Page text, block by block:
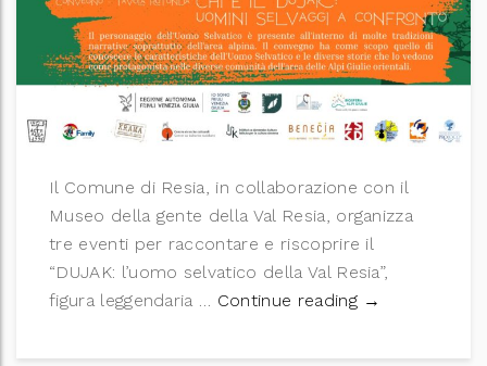
Il Comune di Resia, in collaborazione con il
Museo della gente della Val Resia, organizza
tre eventi per raccontare e riscoprire il
“DUJAK: l’uomo selvatico della Val Resia”,
figura leggendaria … Continue reading DUJAK:
→